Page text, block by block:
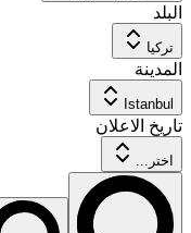
البلد
تركيا
المدينة
Istanbul
تاريخ الاعلان
اختر...